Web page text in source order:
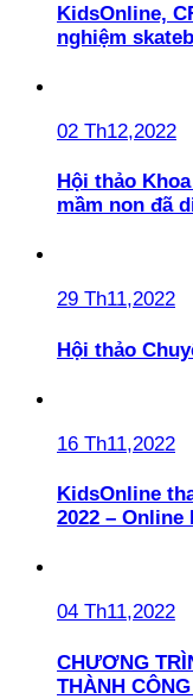
KidsOnline,
nghiệm
02 Th12,2022
Hội thảo
mầm non đã
29 Th11,2022
Hội thảo
16 Th11,2022
KidsOnline
2022 – Online
04 Th11,2022
CHƯƠNG
THÀNH